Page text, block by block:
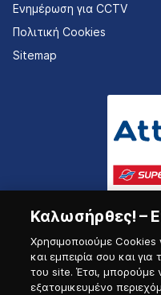
Ενημέρωση για CCTV
Πολιτική Cookies
Sitemap
Καλωσήρθες! –
Χρησιμοποιούμε Cookies
και εμπειρία σου και
του site. Έτσι,
εξατομικευμένο